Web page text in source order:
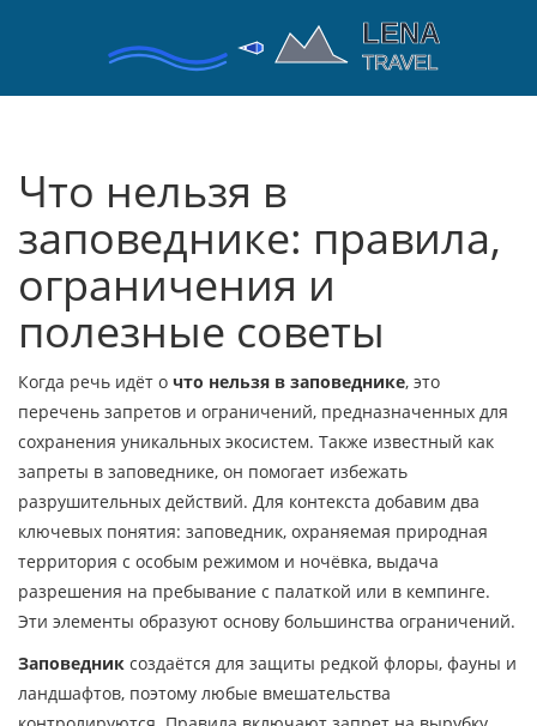
Что нельзя в
заповеднике: правила,
ограничения и
полезные советы
Когда речь идёт о что нельзя в заповеднике, это
перечень запретов и ограничений, предназначенных для
сохранения уникальных экосистем. Также известный как
запреты в заповеднике, он помогает избежать
разрушительных действий. Для контекста добавим два
ключевых понятия: заповедник, охраняемая природная
территория с особым режимом и ночёвка, выдача
разрешения на пребывание с палаткой или в кемпинге.
Эти элементы образуют основу большинства ограничений.
Заповедник создаётся для защиты редкой флоры, фауны и
ландшафтов, поэтому любые вмешательства